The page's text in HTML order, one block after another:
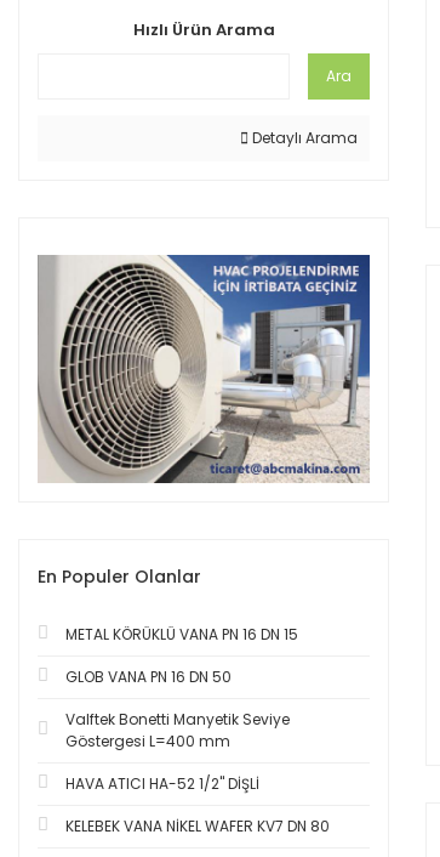
Hızlı Ürün Arama
Ara
Detaylı Arama
En Populer Olanlar
METAL KÖRÜKLÜ VANA PN 16 DN 15
GLOB VANA PN 16 DN 50
Valftek Bonetti Manyetik Seviye
Göstergesi L=400 mm
HAVA ATICI HA-52 1/2'' DİŞLİ
KELEBEK VANA NİKEL WAFER KV7 DN 80